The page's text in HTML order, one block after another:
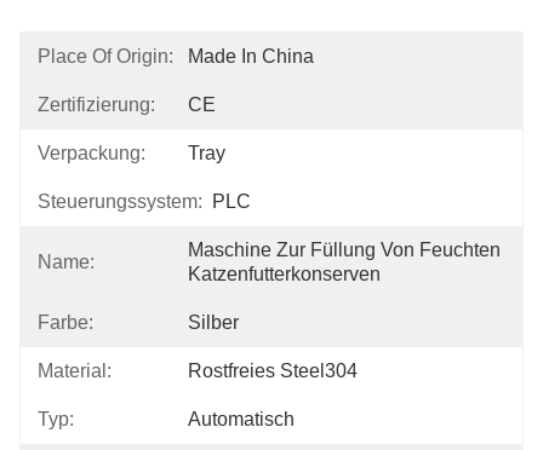
Place Of Origin: Made In China
Zertifizierung: CE
Verpackung: Tray
Steuerungssystem: PLC
Name:
Maschine Zur Füllung Von Feuchten
Katzenfutterkonserven
Farbe: Silber
Material: Rostfreies Steel304
Typ: Automatisch